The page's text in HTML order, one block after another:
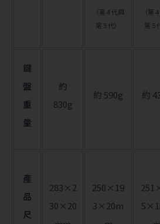
（第 4 代與
第 5 代）
（第
第 5
鍵
盤
重
量
約
830g
約 590g 約
產
品
尺
283×2
30×20
250×19
3×20m